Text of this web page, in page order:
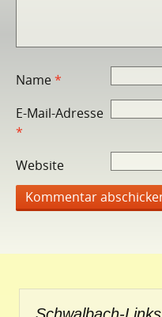
Name*
E-Mail-Adresse
*
Website